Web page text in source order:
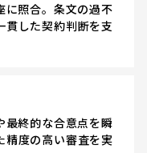
に照合。条文の過不
貫した契約判断を支
最終的な合意点を瞬
精度の高い審査を実